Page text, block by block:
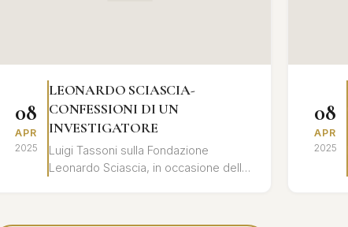
08
APR
2025
LEONARDO SCIASCIA-
CONFESSIONI DI UN
INVESTIGATORE
Luigi Tassoni sulla Fondazione
Leonardo Sciascia, in occasione della
08
APR
2025